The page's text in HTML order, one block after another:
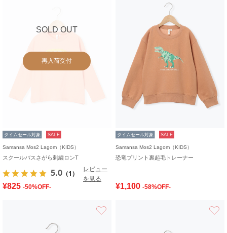
SOLD OUT
再入荷受付
タイムセール対象 SALE
Samansa Mos2 Lagom（KIDS）
スクールバスさがら刺繍ロンT
5.0 （1）
レビュー
を見る
¥825 -50%OFF-
タイムセール対象 SALE
Samansa Mos2 Lagom（KIDS）
恐竜プリント裏起毛トレーナー
¥1,100 -58%OFF-